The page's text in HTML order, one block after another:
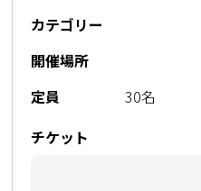
カテゴリー
開催場所
定員
30名
チケット